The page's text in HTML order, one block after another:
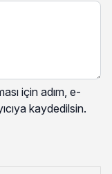
için adım, e-
kaydedilsin.